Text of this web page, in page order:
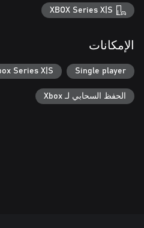
XBOX Series X|S
الإمكانات
Single player
Series X|S
الحفظ السحابي لـ Xbox